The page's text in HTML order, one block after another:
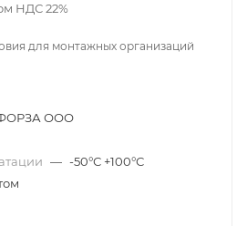
НДС 22%
для монтажных организаций
ООО
— -50°С +100°С